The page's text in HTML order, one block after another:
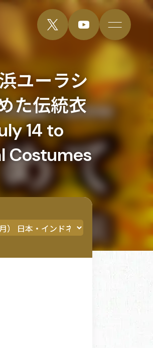
ユーラシ
た伝統衣
14 to
Costumes